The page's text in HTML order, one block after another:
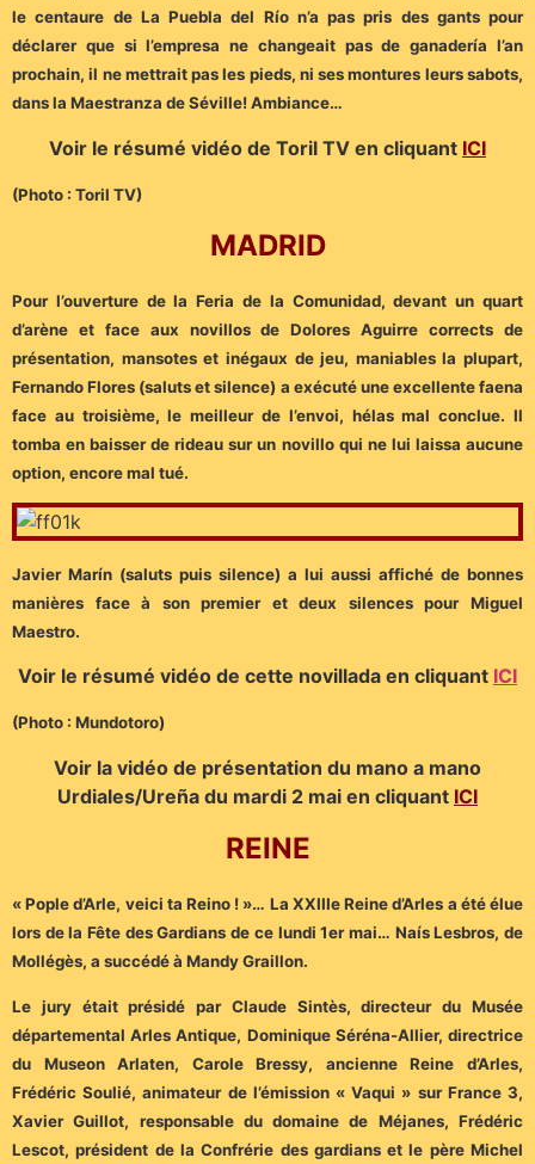
le centaure de La Puebla del Río n’a pas pris des gants pour
déclarer que si l’empresa ne changeait pas de ganadería l’an
prochain, il ne mettrait pas les pieds, ni ses montures leurs sabots,
dans la Maestranza de Séville! Ambiance…
Voir le résumé vidéo de Toril TV en cliquant ICI
(Photo : Toril TV)
MADRID
Pour l’ouverture de la Feria de la Comunidad, devant un quart
d’arène et face aux novillos de Dolores Aguirre corrects de
présentation, mansotes et inégaux de jeu, maniables la plupart,
Fernando Flores (saluts et silence) a exécuté une excellente faena
face au troisième, le meilleur de l’envoi, hélas mal conclue. Il
tomba en baisser de rideau sur un novillo qui ne lui laissa aucune
option, encore mal tué.
Javier Marín (saluts puis silence) a lui aussi affiché de bonnes
manières face à son premier et deux silences pour Miguel
Maestro.
Voir le résumé vidéo de cette novillada en cliquant ICI
(Photo : Mundotoro)
Voir la vidéo de présentation du mano a mano
Urdiales/Ureña du mardi 2 mai en cliquant ICI
REINE
« Pople d’Arle, veici ta Reino ! »… La XXIIIe Reine d’Arles a été élue
lors de la Fête des Gardians de ce lundi 1er mai… Naís Lesbros, de
Mollégès, a succédé à Mandy Graillon.
Le jury était présidé par Claude Sintès, directeur du Musée
départemental Arles Antique, Dominique Séréna-Allier, directrice
du Museon Arlaten, Carole Bressy, ancienne Reine d’Arles,
Frédéric Soulié, animateur de l’émission « Vaqui » sur France 3,
Xavier Guillot, responsable du domaine de Méjanes, Frédéric
Lescot, président de la Confrérie des gardians et le père Michel